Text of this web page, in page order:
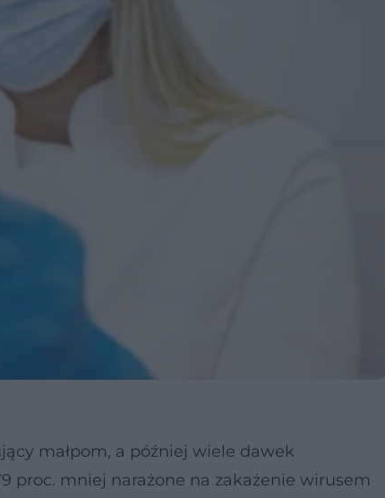
małpom, a później wiele dawek
proc. mniej narażone na zakażenie wirusem